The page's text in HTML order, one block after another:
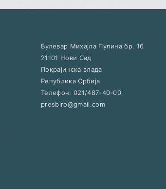
Булевар Михајла Пупина бр. 16
21101 Нови Сад
Покрајинска влада
Република Србија
Телефон: 021/487-40-00
presbiro@gmail.com